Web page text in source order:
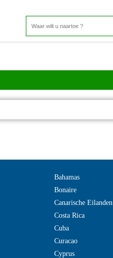
Bahamas
Bonaire
Canarische Eilanden
Costa Rica
Cuba
Curacao
Cyprus